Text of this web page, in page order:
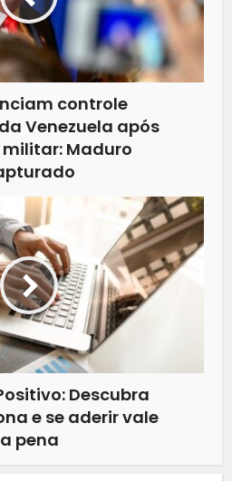
controle
Venezuela após
Maduro
Descubra
e se aderir vale
a pena